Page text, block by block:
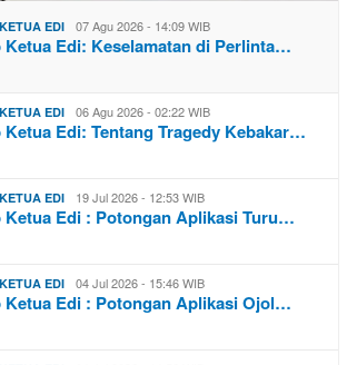
EDI 07 Agu 2026 - 14:09 WIB
Ketua Edi: Keselamatan di Perlinta…
EDI 06 Agu 2026 - 02:22 WIB
Ketua Edi: Tentang Tragedy Kebakar…
EDI 19 Jul 2026 - 12:53 WIB
Ketua Edi : Potongan Aplikasi Turu…
EDI 04 Jul 2026 - 15:46 WIB
Ketua Edi : Potongan Aplikasi Ojol…